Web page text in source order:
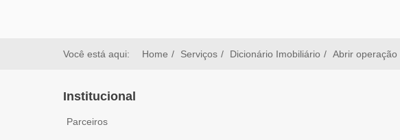
Você está aqui: Home Serviços Dicionário Imobiliário Abrir operação
Institucional
Parceiros